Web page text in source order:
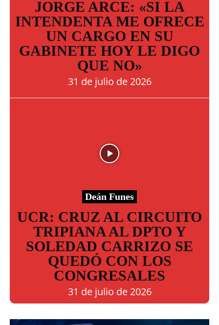
JORGE ARCE: «SI LA
INTENDENTA ME OFRECE
UN CARGO EN SU
GABINETE HOY LE DIGO
QUE NO»
31 de julio de 2026
Deán Funes
UCR: CRUZ AL CIRCUITO
TRIPIANA AL DPTO Y
SOLEDAD CARRIZO SE
QUEDÓ CON LOS
CONGRESALES
31 de julio de 2026